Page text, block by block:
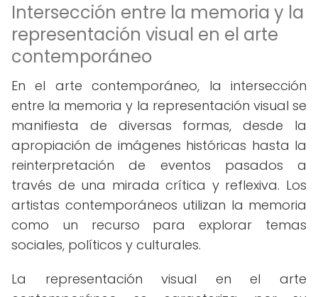
Intersección entre la memoria y la
representación visual en el arte
contemporáneo
En el arte contemporáneo, la intersección
entre la memoria y la representación visual se
manifiesta de diversas formas, desde la
apropiación de imágenes históricas hasta la
reinterpretación de eventos pasados a
través de una mirada crítica y reflexiva. Los
artistas contemporáneos utilizan la memoria
como un recurso para explorar temas
sociales, políticos y culturales.
La representación visual en el arte